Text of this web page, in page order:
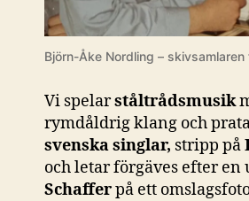
Björn-Åke Nordling –
Vi spelarståltrådsmusik
rymdåldrig klang och
svenska singlar, stripp på
och letar förgäves efter en
Schafferpå ett